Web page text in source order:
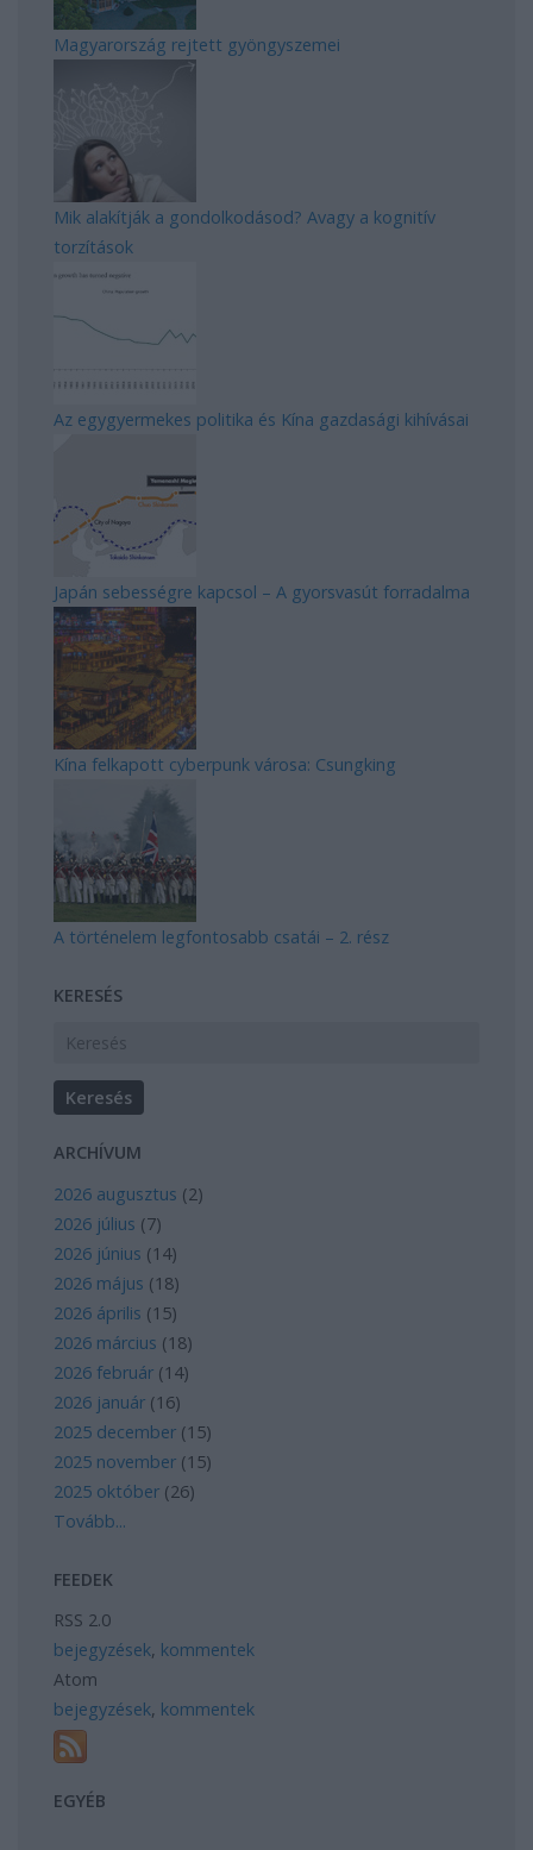
Magyarország rejtett gyöngyszemei
Mik alakítják a gondolkodásod? Avagy a kognitív
torzítások
Az egygyermekes politika és Kína gazdasági kihívásai
Japán sebességre kapcsol – A gyorsvasút forradalma
Kína felkapott cyberpunk városa: Csungking
A történelem legfontosabb csatái – 2. rész
KERESÉS
ARCHÍVUM
2026 augusztus (2)
2026 július (7)
2026 június (14)
2026 május (18)
2026 április (15)
2026 március (18)
2026 február (14)
2026 január (16)
2025 december (15)
2025 november (15)
2025 október (26)
Tovább...
FEEDEK
RSS 2.0
bejegyzések, kommentek
Atom
bejegyzések, kommentek
EGYÉB